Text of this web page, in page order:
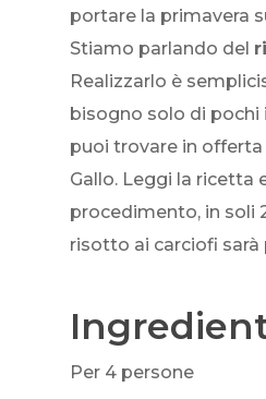
portare la primavera
Stiamo parlando del
Realizzarlo è
bisogno solo di pochi
puoi trovare in offerta
Gallo. Leggi la ricetta
procedimento, in soli
risotto ai carciofi sarà
Per 4 persone